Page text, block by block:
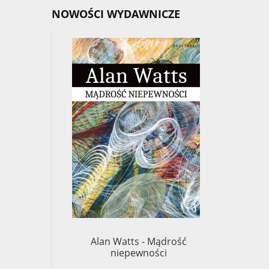
NOWOŚCI WYDAWNICZE
Alan Watts - Mądrość
niepewności